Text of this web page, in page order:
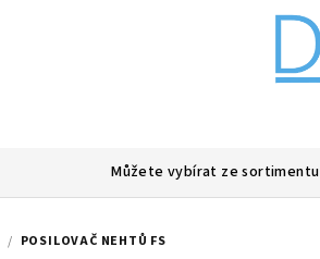
Můžete vybírat ze sortimentu
/ POSILOVAČ NEHTŮ FS